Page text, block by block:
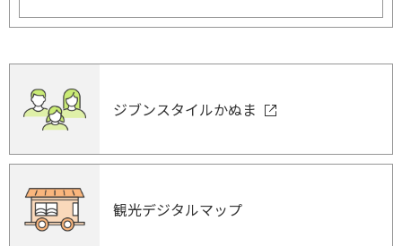
ジブンスタイルかぬま
観光デジタルマップ